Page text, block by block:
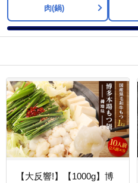
肉(鍋)
【大反響!】【1000g】博